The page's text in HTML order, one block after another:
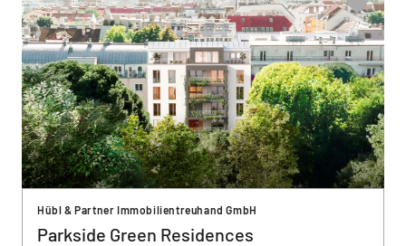
Hübl & Partner Immobilientreuhand GmbH
Parkside Green Residences